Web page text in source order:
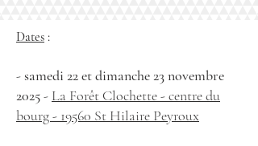
Dates :
-samedi 22 et dimanche 23 novembre
2025- La Forêt Clochette - centre du
bourg - 19560 St Hilaire Peyroux